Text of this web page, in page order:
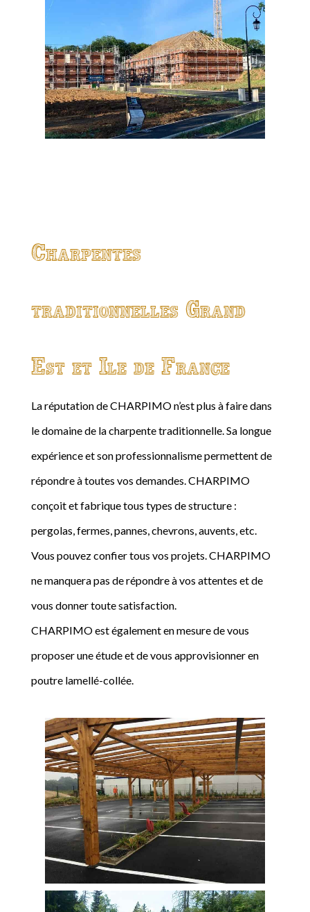
Charpentes
traditionnelles Grand
Est et Ile de France
La réputation de CHARPIMO n’est plus à faire dans
le domaine de la charpente traditionnelle. Sa longue
expérience et son professionnalisme permettent de
répondre à toutes vos demandes. CHARPIMO
conçoit et fabrique tous types de structure :
pergolas, fermes, pannes, chevrons, auvents, etc.
Vous pouvez confier tous vos projets. CHARPIMO
ne manquera pas de répondre à vos attentes et de
vous donner toute satisfaction.
CHARPIMO est également en mesure de vous
proposer une étude et de vous approvisionner en
poutre lamellé-collée.